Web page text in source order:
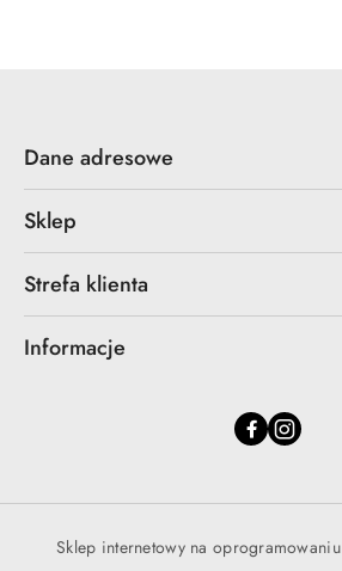
Dane adresowe
Sklep
Strefa klienta
Informacje
Sklep internetowy na oprogramowaniu